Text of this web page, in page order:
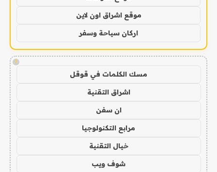
موقع اشراق اون لاين
اركان سياحة وسفر
!
مسك الكلمات في قوقل
اشراق التقنية
ان سفن
مرابع التكنولوجيا
خيال التقنية
شوف ويب